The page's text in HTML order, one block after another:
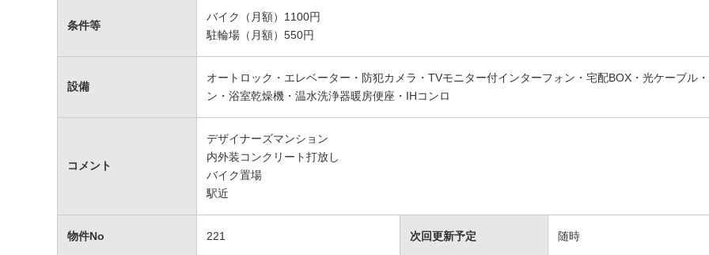
条件等
バイク（月額）1100円
駐輪場（月額）550円
設備
オートロック・エレベーター・防犯カメラ・TVモニター付インターフォン・宅配BOX・光ケーブル
ン・浴室乾燥機・温水洗浄器暖房便座・IHコンロ
コメント
デザイナーズマンション
内外装コンクリート打放し
バイク置場
駅近
物件No 221 次回更新予定 随時